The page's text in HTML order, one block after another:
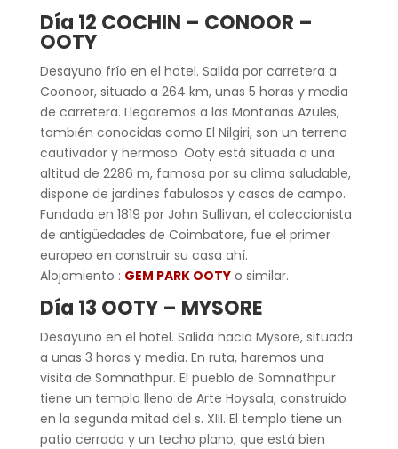
Día 12 COCHIN – CONOOR –
OOTY
Desayuno frío en el hotel. Salida por carretera a
Coonoor, situado a 264 km, unas 5 horas y media
de carretera. Llegaremos a las Montañas Azules,
también conocidas como El Nilgiri, son un terreno
cautivador y hermoso. Ooty está situada a una
altitud de 2286 m, famosa por su clima saludable,
dispone de jardines fabulosos y casas de campo.
Fundada en 1819 por John Sullivan, el coleccionista
de antigüedades de Coimbatore, fue el primer
europeo en construir su casa ahí.
Alojamiento : GEM PARK OOTYo similar.
Día 13 OOTY – MYSORE
Desayuno en el hotel. Salida hacia Mysore, situada
a unas 3 horas y media. En ruta, haremos una
visita de Somnathpur. El pueblo de Somnathpur
tiene un templo lleno de Arte Hoysala, construido
en la segunda mitad del s. XIII. El templo tiene un
patio cerrado y un techo plano, que está bien